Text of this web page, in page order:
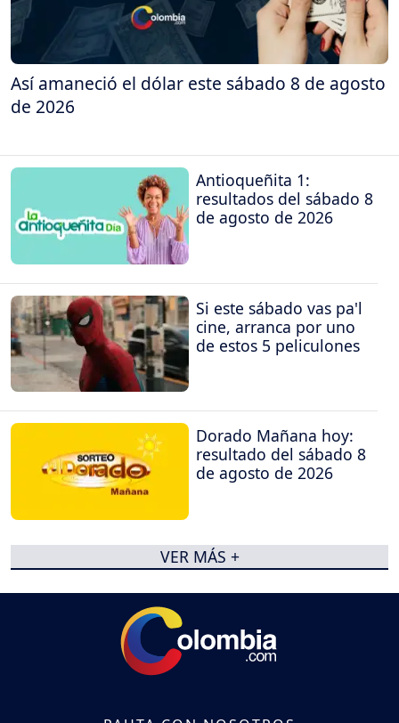
Así amaneció el dólar este sábado 8 de agosto
de 2026
Antioqueñita 1:
resultados del sábado 8
de agosto de 2026
Si este sábado vas pa'l
cine, arranca por uno
de estos 5 peliculones
Dorado Mañana hoy:
resultado del sábado 8
de agosto de 2026
VER MÁS +